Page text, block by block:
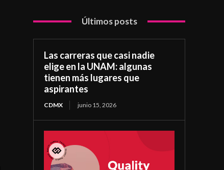
Últimos posts
Las carreras que casi nadie
elige en la UNAM: algunas
tienen más lugares que
aspirantes
CDMX junio 15, 2026